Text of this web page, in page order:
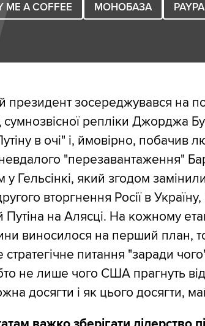
ME A COFFEE МОНОБАЗА
президент зосереджувався на
сумнозвісної репліки Джорджа
в очі" і, ймовірно, побачив
"перезавантаження"
у Гельсінкі, який згодом
вторгнення Росії в Україну,
Путіна на Алясці. На кожному
виносилося на перший план,
питання "заради
не лише чого США прагнуть
досягти і як цього досягти,